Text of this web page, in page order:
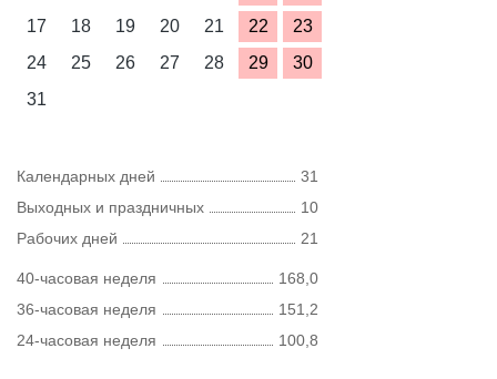
17
18 19 20 21 22
23
24
25 26 27 28 29
30
31
Календарных дней
31
Выходных и праздничных
10
Рабочих дней
21
40-часовая неделя
168,0
36-часовая неделя
151,2
24-часовая неделя
100,8